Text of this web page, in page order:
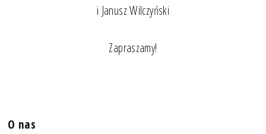
i Janusz Wilczyński
Zapraszamy!
O nas